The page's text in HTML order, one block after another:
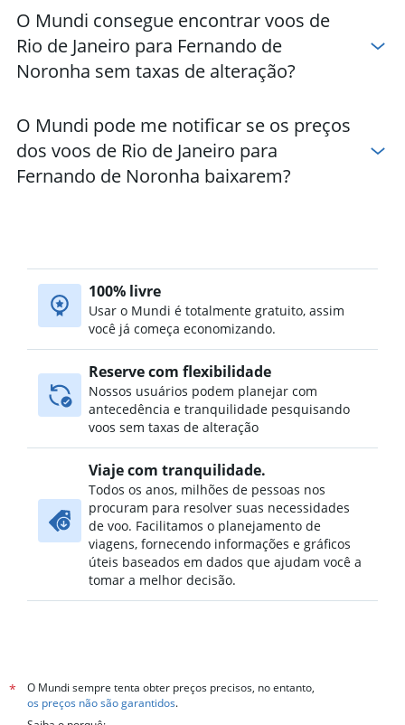
O Mundi consegue encontrar voos de
Rio de Janeiro para Fernando de
Noronha sem taxas de alteração?
O Mundi pode me notificar se os preços
dos voos de Rio de Janeiro para
Fernando de Noronha baixarem?
100% livre
Usar o Mundi é totalmente gratuito, assim
você já começa economizando.
Reserve com flexibilidade
Nossos usuários podem planejar com
antecedência e tranquilidade pesquisando
voos sem taxas de alteração
Viaje com tranquilidade.
Todos os anos, milhões de pessoas nos
procuram para resolver suas necessidades
de voo. Facilitamos o planejamento de
viagens, fornecendo informações e gráficos
úteis baseados em dados que ajudam você a
tomar a melhor decisão.
*
O Mundi sempre tenta obter preços precisos, no entanto,
os preços não são garantidos.